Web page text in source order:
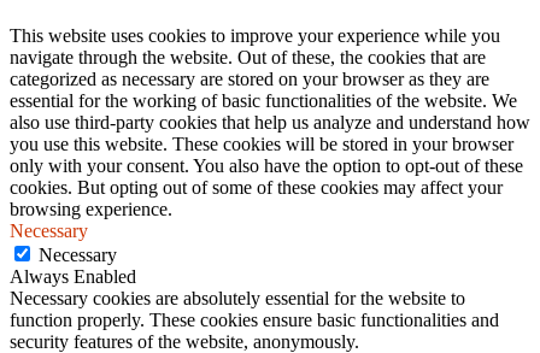
This website uses cookies to improve your experience while you
navigate through the website. Out of these, the cookies that are
categorized as necessary are stored on your browser as they are
essential for the working of basic functionalities of the website. We
also use third-party cookies that help us analyze and understand how
you use this website. These cookies will be stored in your browser
only with your consent. You also have the option to opt-out of these
cookies. But opting out of some of these cookies may affect your
browsing experience.
Necessary
Necessary
Always Enabled
Necessary cookies are absolutely essential for the website to
function properly. These cookies ensure basic functionalities and
security features of the website, anonymously.